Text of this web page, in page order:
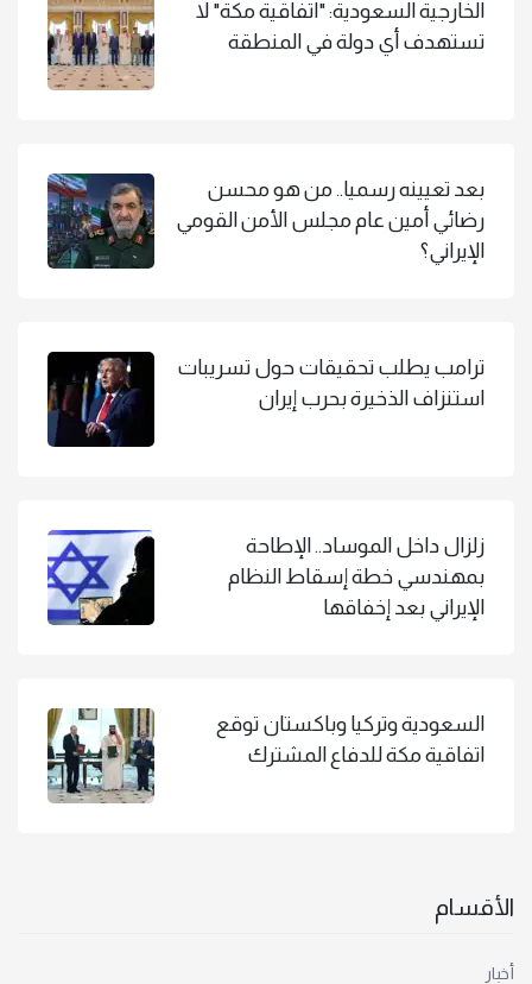
الخارجية السعودية: "اتفاقية مكة" لا
تستهدف أي دولة في المنطقة
بعد تعيينه رسميا.. من هو محسن
رضائي أمين عام مجلس الأمن القومي
الإيراني؟
ترامب يطلب تحقيقات حول تسريبات
استنزاف الذخيرة بحرب إيران
زلزال داخل الموساد.. الإطاحة
بمهندسي خطة إسقاط النظام
الإيراني بعد إخفاقها
السعودية وتركيا وباكستان توقع
اتفاقية مكة للدفاع المشترك
الأقسام
أخبار